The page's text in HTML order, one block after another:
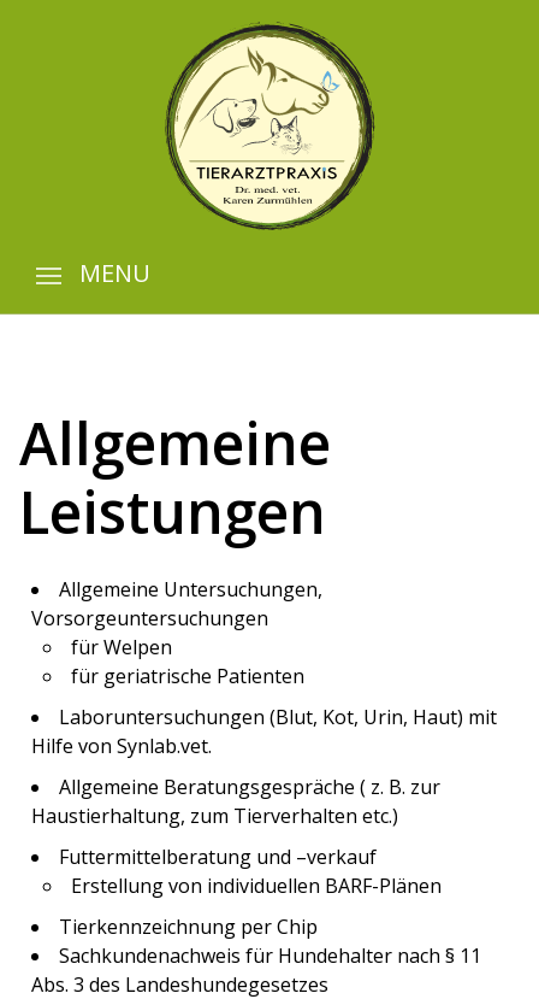
MENU
Allgemeine
Leistungen
Allgemeine Untersuchungen,
Vorsorgeuntersuchungen
für Welpen
für geriatrische Patienten
Laboruntersuchungen (Blut, Kot, Urin, Haut) mit
Hilfe von Synlab.vet.
Allgemeine Beratungsgespräche ( z. B. zur
Haustierhaltung, zum Tierverhalten etc.)
Futtermittelberatung und –verkauf
Erstellung von individuellen BARF-Plänen
Tierkennzeichnung per Chip
Sachkundenachweis für Hundehalter nach § 11
Abs. 3 des Landeshundegesetzes